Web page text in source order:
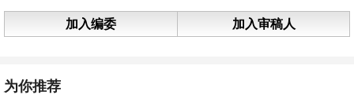
加入编委 加入审稿人
为你推荐